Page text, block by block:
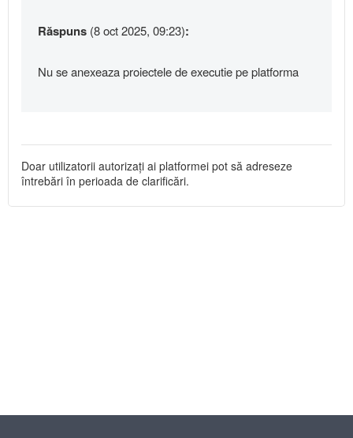
Răspuns (8 oct 2025, 09:23):
Nu se anexeaza proiectele de executie pe platforma
Doar utilizatorii autorizați ai platformei pot să adreseze
întrebări în perioada de clarificări.